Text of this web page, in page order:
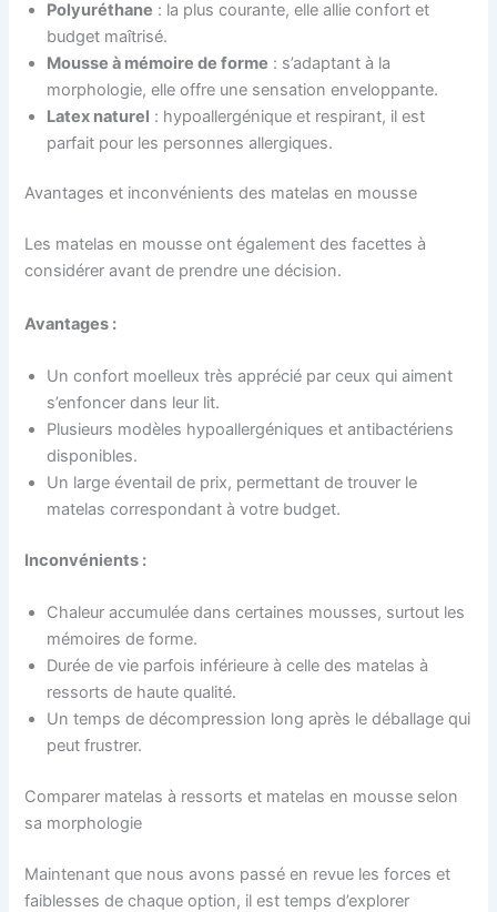
Polyuréthane : la plus courante, elle allie confort et
budget maîtrisé.
Mousse à mémoire de forme : s’adaptant à la
morphologie, elle offre une sensation enveloppante.
Latex naturel : hypoallergénique et respirant, il est
parfait pour les personnes allergiques.
Avantages et inconvénients des matelas en mousse
Les matelas en mousse ont également des facettes à
considérer avant de prendre une décision.
Avantages :
Un confort moelleux très apprécié par ceux qui aiment
s’enfoncer dans leur lit.
Plusieurs modèles hypoallergéniques et antibactériens
disponibles.
Un large éventail de prix, permettant de trouver le
matelas correspondant à votre budget.
Inconvénients :
Chaleur accumulée dans certaines mousses, surtout les
mémoires de forme.
Durée de vie parfois inférieure à celle des matelas à
ressorts de haute qualité.
Un temps de décompression long après le déballage qui
peut frustrer.
Comparer matelas à ressorts et matelas en mousse selon
sa morphologie
Maintenant que nous avons passé en revue les forces et
faiblesses de chaque option, il est temps d’explorer